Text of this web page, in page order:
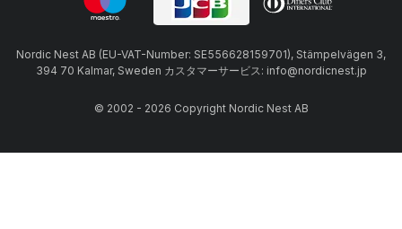
Nordic Nest AB (EU-VAT-Number: SE556628159701), Stämpelvägen 3,
394 70 Kalmar, Sweden カスタマーサービス: info@nordicnest.jp
© 2002 - 2026 Copyright Nordic Nest AB